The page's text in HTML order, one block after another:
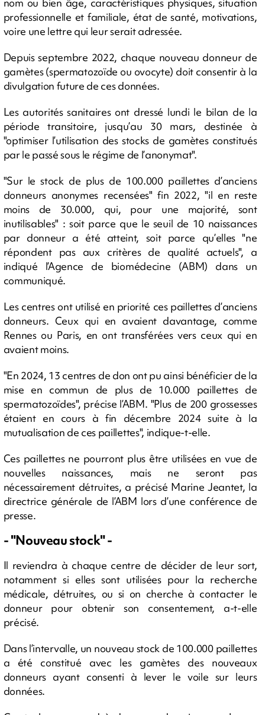
professionnelle et familiale, état de santé, motivations,
voire une lettre qui leur serait adressée.
Depuis septembre 2022, chaque nouveau donneur de
gamètes (spermatozoïde ou ovocyte) doit consentir à la
divulgation future de ces données.
Les autorités sanitaires ont dressé lundi le bilan de la
période transitoire, jusqu’au 30 mars, destinée à
"optimiser l’utilisation des stocks de gamètes constitués
par le passé sous le régime de l’anonymat".
"Sur le stock de plus de 100.000 paillettes d’anciens
donneurs anonymes recensées" fin 2022, "il en reste
moins de 30.000, qui, pour une majorité, sont
inutilisables" : soit parce que le seuil de 10 naissances
par donneur a été atteint, soit parce qu’elles "ne
répondent pas aux critères de qualité actuels", a
indiqué l’Agence de biomédecine (ABM) dans un
communiqué.
Les centres ont utilisé en priorité ces paillettes d’anciens
donneurs. Ceux qui en avaient davantage, comme
Rennes ou Paris, en ont transférées vers ceux qui en
avaient moins.
"En 2024, 13 centres de don ont pu ainsi bénéficier de la
mise en commun de plus de 10.000 paillettes de
spermatozoïdes", précise l’ABM. "Plus de 200 grossesses
étaient en cours à fin décembre 2024 suite à la
mutualisation de ces paillettes", indique-t-elle.
Ces paillettes ne pourront plus être utilisées en vue de
nouvelles naissances, mais ne seront pas
nécessairement détruites, a précisé Marine Jeantet, la
directrice générale de l’ABM lors d’une conférence de
presse.
- "Nouveau stock" -
Il reviendra à chaque centre de décider de leur sort,
notamment si elles sont utilisées pour la recherche
médicale, détruites, ou si on cherche à contacter le
donneur pour obtenir son consentement, a-t-elle
précisé.
Dans l’intervalle, un nouveau stock de 100.000 paillettes
a été constitué avec les gamètes des nouveaux
donneurs ayant consenti à lever le voile sur leurs
données.